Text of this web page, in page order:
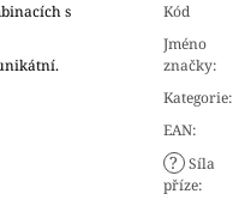
s
Kód
Jméno
značky:
Kategorie:
EAN:
? Síla
příze: